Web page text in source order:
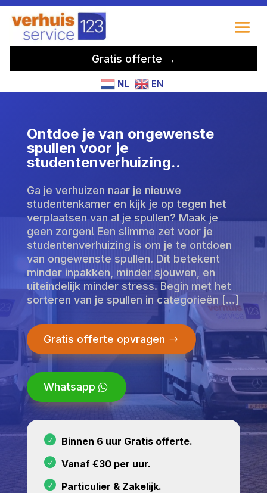
Gratis offerte →
NL EN
Ontdoe je van ongewenste
spullen voor je
studentenverhuizing.​.
Ga je verhuizen naar je nieuwe
studentenkamer en kijk je op tegen het
verplaatsen van al je spullen? Maak je
geen zorgen! Een slimme zet voor je
studentenverhuizing is om je te ontdoen
van ongewenste spullen. Dit betekent
minder inpakken, minder sjouwen, en
uiteindelijk minder stress. Begin met het
sorteren van je spullen in categorieën […]
Gratis offerte opvragen
Whatsapp
Binnen 6 uur Gratis offerte.
Vanaf €30 per uur.
Particulier & Zakelijk.